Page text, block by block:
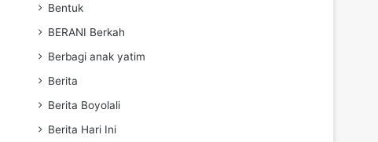
Bentuk
BERANI Berkah
Berbagi anak yatim
Berita
Berita Boyolali
Berita Hari Ini